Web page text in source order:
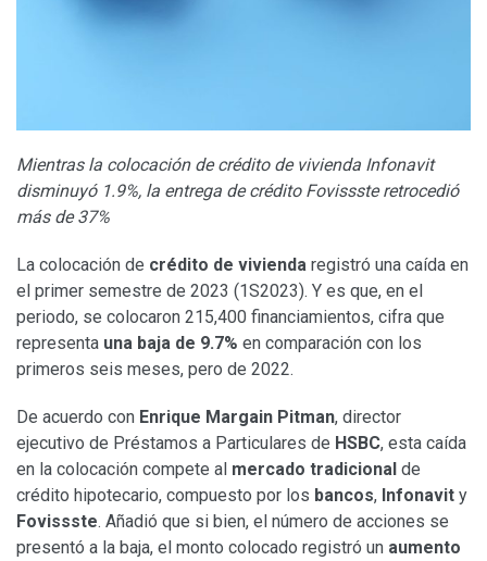
Mientras la colocación de crédito de vivienda Infonavit
disminuyó 1.9%, la entrega de crédito Fovissste retrocedió
más de 37%
La colocación de crédito de vivienda registró una caída en
el primer semestre de 2023 (1S2023). Y es que, en el
periodo, se colocaron 215,400 financiamientos, cifra que
representa una baja de 9.7% en comparación con los
primeros seis meses, pero de 2022.
De acuerdo con Enrique Margain Pitman, director
ejecutivo de Préstamos a Particulares de HSBC, esta caída
en la colocación compete al mercado tradicional de
crédito hipotecario, compuesto por los bancos, Infonavit y
Fovissste. Añadió que si bien, el número de acciones se
presentó a la baja, el monto colocado registró un aumento